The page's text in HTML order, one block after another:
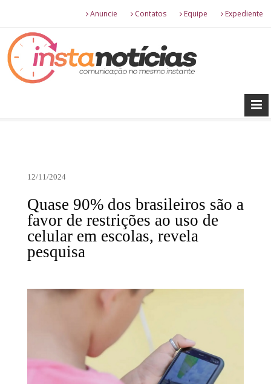
Anuncie Contatos Equipe Expediente
12/11/2024
Quase 90% dos brasileiros são a
favor de restrições ao uso de
celular em escolas, revela
pesquisa